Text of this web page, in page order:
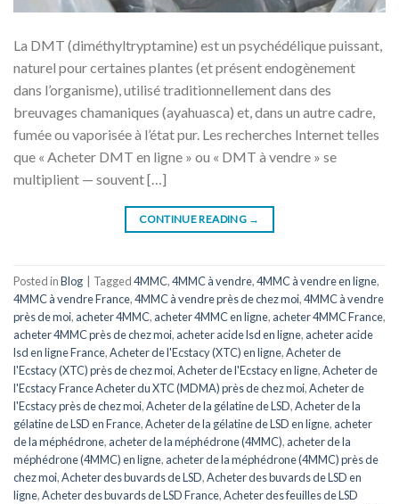
La DMT (diméthyltryptamine) est un psychédélique puissant,
naturel pour certaines plantes (et présent endogènement
dans l’organisme), utilisé traditionnellement dans des
breuvages chamaniques (ayahuasca) et, dans un autre cadre,
fumée ou vaporisée à l’état pur. Les recherches Internet telles
que « Acheter DMT en ligne » ou « DMT à vendre » se
multiplient — souvent […]
CONTINUE READING →
Posted inBlog Tagged4MMC,4MMC à vendre,4MMC à vendre en ligne,
4MMC à vendre France,4MMC à vendre près de chez moi,4MMC à vendre
près de moi, acheter 4MMC, acheter 4MMC en ligne, acheter 4MMC France,
acheter 4MMC près de chez moi, acheter acide lsd en ligne, acheter acide
lsd en ligne France,Acheter de l'Ecstacy (XTC) en ligne,Acheter de
l'Ecstacy (XTC) près de chez moi,Acheter de l'Ecstacy en ligne,Acheter de
l'Ecstacy France Acheter du XTC (MDMA) près de chez moi,Acheter de
l'Ecstacy près de chez moi,Acheter de la gélatine de LSD,Acheter de la
gélatine de LSD en France,Acheter de la gélatine de LSD en ligne, acheter
de la méphédrone, acheter de la méphédrone (4MMC), acheter de la
méphédrone (4MMC) en ligne, acheter de la méphédrone (4MMC) près de
chez moi,Acheter des buvards de LSD,Acheter des buvards de LSD en
ligne,Acheter des buvards de LSD France,Acheter des feuilles de LSD